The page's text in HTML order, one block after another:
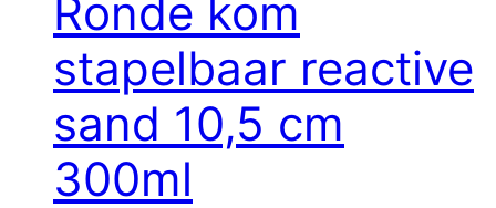
Ronde kom
stapelbaar reactive
sand 10,5 cm
300ml